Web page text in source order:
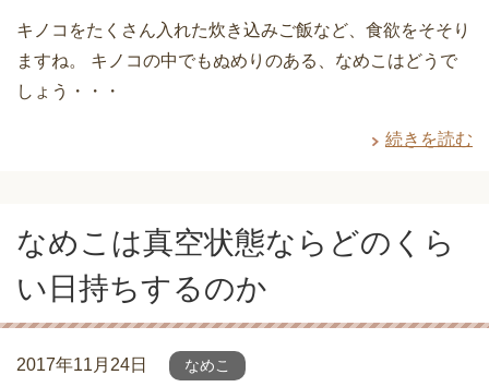
キノコをたくさん入れた炊き込みご飯など、食欲をそそり
ますね。 キノコの中でもぬめりのある、なめこはどうで
しょう・・・
続きを読む
なめこは真空状態ならどのくら
い日持ちするのか
2017年11月24日 なめこ